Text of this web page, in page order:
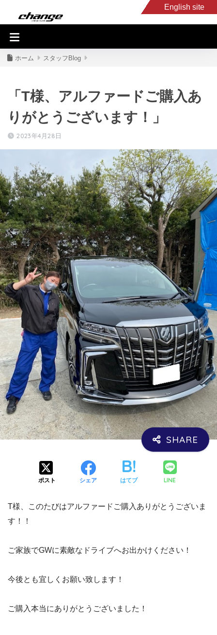
English site
入庫車情報
ホーム スタッフBlog
「T様、アルファードご購入あ
りがとうございます！」
2023年4月28日
ポスト シェア はてブ LINE
T様、このたびはアルファードご購入ありがとうございま
す！！
ご家族でGWに素敵なドライブへお出かけください！
今後とも宜しくお願い致します！
ご購入本当にありがとうございました！